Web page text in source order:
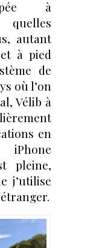
à
autant
à pied
de
où l’on
Vélib à
en
iPhone
pleine,
j’utilise